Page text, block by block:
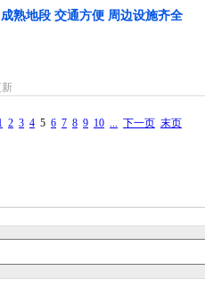
熟地段 交通方便 周边设施齐全
新
2 3 4 5 6 7 8 9 10 ... 下一页 末页